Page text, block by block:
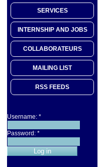
SERVICES
INTERNSHIP AND JOBS
COLLABORATEURS
MAILING LIST
RSS FEEDS
Username: *
Password: *